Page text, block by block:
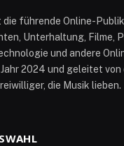
die führende Online-
Unterhaltung, Filme,
und andere
2024 und geleitet von
die Musik lieben.